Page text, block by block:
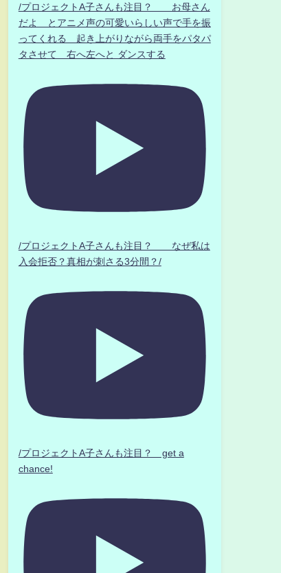
/プロジェクトA子さんも注目？ お母さん
だよ とアニメ声の可愛いらしい声で手を振
ってくれる 起き上がりながら両手をパタパ
タさせて 右へ左へと ダンスする
/プロジェクトA子さんも注目？ なぜ私は
入会拒否？真相が刺さる3分間？/
/プロジェクトA子さんも注目？ get a
chance!